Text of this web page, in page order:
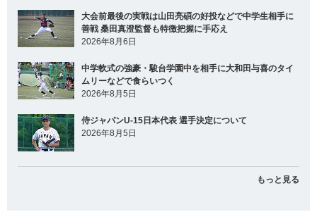
大会前最後の実戦は山田亮碩の好投などで中学生相手に
善戦 桑田真澄監督も特徴把握に手応え
2026年8月6日
中学軟式の強豪・駿台学園中を相手に大和田与喜のタイ
ムリーなどで食らいつく
2026年8月5日
侍ジャパンU-15日本代表 選手決定について
2026年8月5日
もっと見る